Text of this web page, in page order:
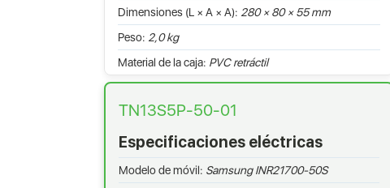
Dimensiones (L × A × A): 280 × 80 × 55 mm
Peso: 2,0 kg
Material de la caja: PVC retráctil
TN13S5P-50-01
Especificaciones eléctricas
Modelo de móvil: Samsung INR21700-50S